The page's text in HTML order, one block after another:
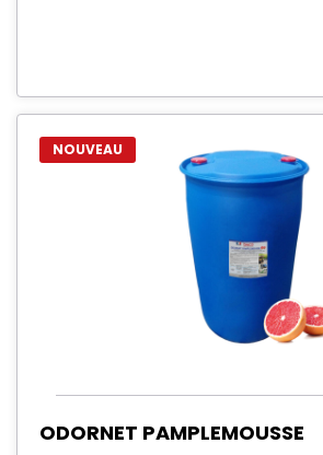
NOUVEAU
ODORNET PAMPLEMOUSSE